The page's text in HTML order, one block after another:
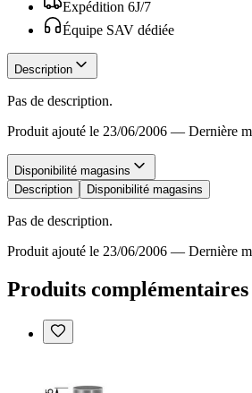
Expédition 6J/7
Équipe SAV dédiée
Description
Pas de description.
Produit ajouté le 23/06/2006 — Dernière
Disponibilité magasins
Description
Disponibilité magasins
Pas de description.
Produit ajouté le 23/06/2006 — Dernière
Produits